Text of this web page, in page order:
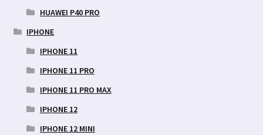
HUAWEI P40 PRO
IPHONE
IPHONE 11
IPHONE 11 PRO
IPHONE 11 PRO MAX
IPHONE 12
IPHONE 12 MINI